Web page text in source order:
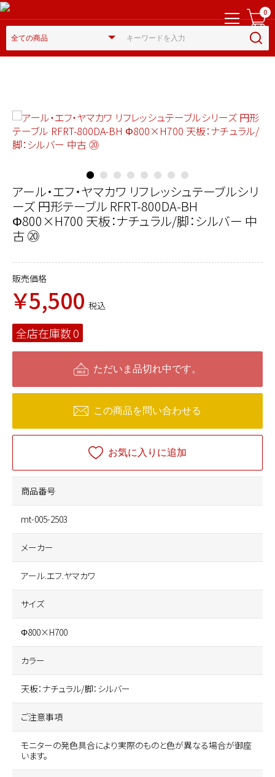
0
アール・エフ・ヤマカワ リフレッシュテーブルシリ
ーズ 円形テーブル RFRT-800DA-BH
Φ800×H700 天板：ナチュラル/脚：シルバー 中
古 ⑳
販売価格
￥5,500 税込
全店在庫数0
ただいま品切れ中です。
この商品を問い合わせる
お気に入りに追加
商品番号
mt-005-2503
メーカー
アール.エフ.ヤマカワ
サイズ
Φ800×H700
カラー
天板：ナチュラル/脚：シルバー
ご注意事項
モニターの発色具合により実際のものと色が異なる場合が御座
います。